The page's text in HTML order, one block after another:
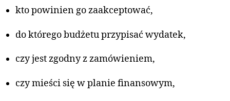
kto powinien go zaakceptować,
do którego budżetu przypisać wydatek,
czy jest zgodny z zamówieniem,
czy mieści się w planie finansowym,